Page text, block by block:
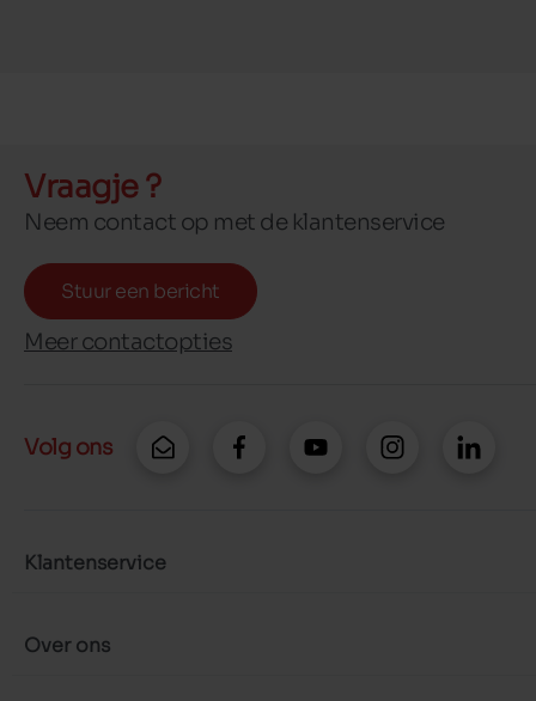
Vraagje ?
Neem contact op met de klantenservice
Stuur een bericht
Meer contactopties
Volg ons
Klantenservice
Over ons